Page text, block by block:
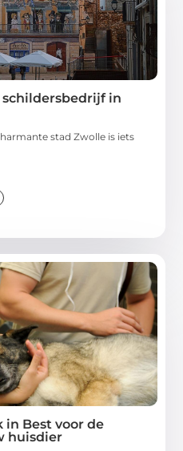
schildersbedrijf in
stad Zwolle is iets
Best voor de
huisdier